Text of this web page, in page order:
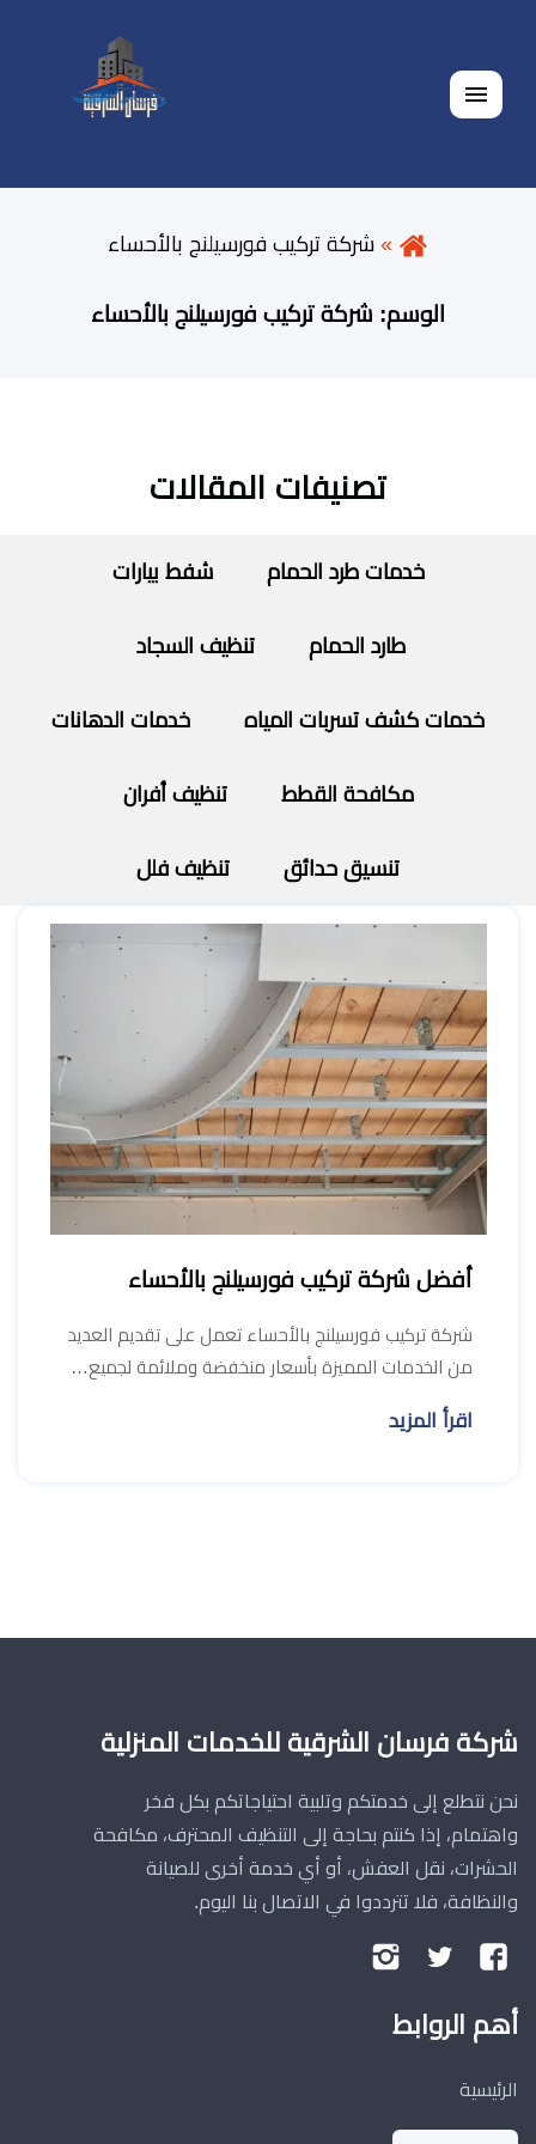
القائمة
شركة تركيب فورسيلنج بالأحساء
الوسم: شركة تركيب فورسيلنج بالأحساء
تصنيفات المقالات
خدمات طرد الحمام شفط بيارات
طارد الحمام تنظيف السجاد
خدمات كشف تسربات المياه خدمات الدهانات
مكافحة القطط تنظيف أفران
تنسيق حدائق تنظيف فلل
أفضل شركة تركيب فورسيلنج بالأحساء
شركة تركيب فورسيلنج بالأحساء تعمل على تقديم العديد
من الخدمات المميزة بأسعار منخفضة وملائمة لجميع…
اقرأ المزيد
شركة فرسان الشرقية للخدمات المنزلية
نحن نتطلع إلى خدمتكم وتلبية احتياجاتكم بكل فخر
واهتمام، إذا كنتم بحاجة إلى التنظيف المحترف، مكافحة
الحشرات، نقل العفش، أو أي خدمة أخرى للصيانة
والنظافة، فلا تترددوا في الاتصال بنا اليوم.
تابعنا
فيسبوك
تابعنا
تويتر
أهم الروابط
الرئيسية